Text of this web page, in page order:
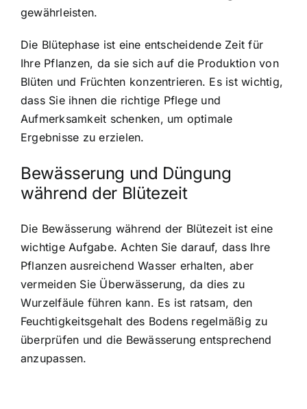
gewährleisten.
Die Blütephase ist eine entscheidende Zeit für
Ihre Pflanzen, da sie sich auf die Produktion von
Blüten und Früchten konzentrieren. Es ist wichtig,
dass Sie ihnen die richtige Pflege und
Aufmerksamkeit schenken, um optimale
Ergebnisse zu erzielen.
Bewässerung und Düngung
während der Blütezeit
Die Bewässerung während der Blütezeit ist eine
wichtige Aufgabe. Achten Sie darauf, dass Ihre
Pflanzen ausreichend Wasser erhalten, aber
vermeiden Sie Überwässerung, da dies zu
Wurzelfäule führen kann. Es ist ratsam, den
Feuchtigkeitsgehalt des Bodens regelmäßig zu
überprüfen und die Bewässerung entsprechend
anzupassen.